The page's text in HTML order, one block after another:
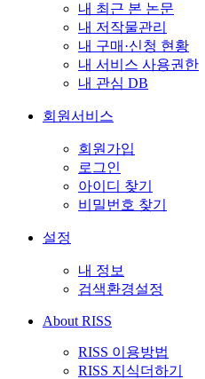
내 최근 본 논문
내 저작물관리
내 구매·신청 현황
내 서비스 사용권한
내 관심 DB
회원서비스
회원가입
로그인
아이디 찾기
비밀번호 찾기
설정
내 정보
검색환경설정
About RISS
RISS 이용방법
RISS 지식더하기